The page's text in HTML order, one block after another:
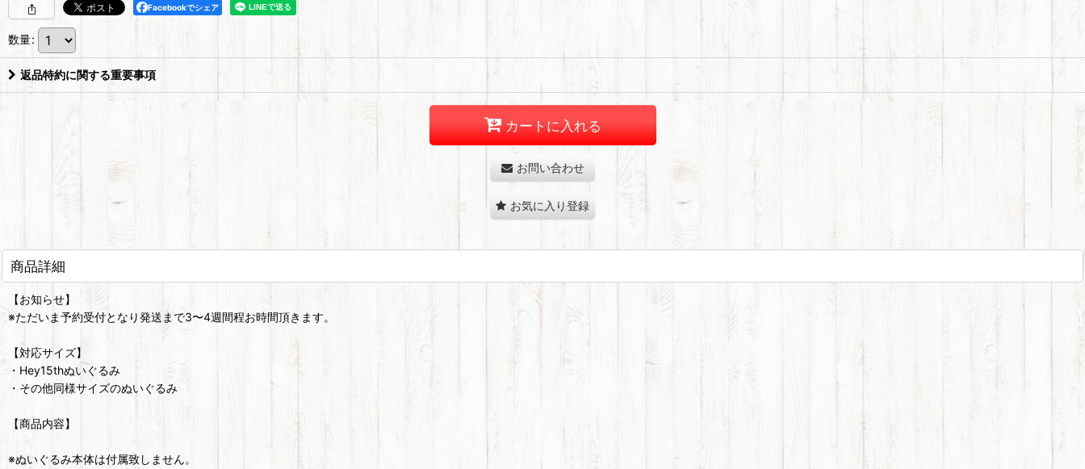
Facebookでシェア
数量:
返品特約に関する重要事項
カートに入れる
お問い合わせ
お気に入り登録
商品詳細
【お知らせ】
※ただいま予約受付となり発送まで3〜4週間程お時間頂きます。
【対応サイズ】
・Hey15thぬいぐるみ
・その他同様サイズのぬいぐるみ
【商品内容】
※ぬいぐるみ本体は付属致しません。